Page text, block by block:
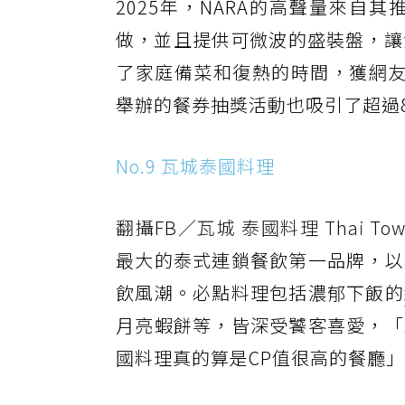
2025年，NARA的高聲量來自其
做，並且提供可微波的盛裝盤，
了家庭備菜和復熱的時間，獲網
舉辦的餐券抽獎活動也吸引了超
No.9 瓦城泰國料理
翻攝FB／瓦城 泰國料理 Thai
最大的泰式連鎖餐飲第一品牌，
飲風潮。必點料理包括濃郁下飯的
月亮蝦餅等，皆深受饕客喜愛，
國料理真的算是CP值很高的餐廳